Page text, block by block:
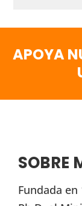
APOYA
SOBRE
Fundada en